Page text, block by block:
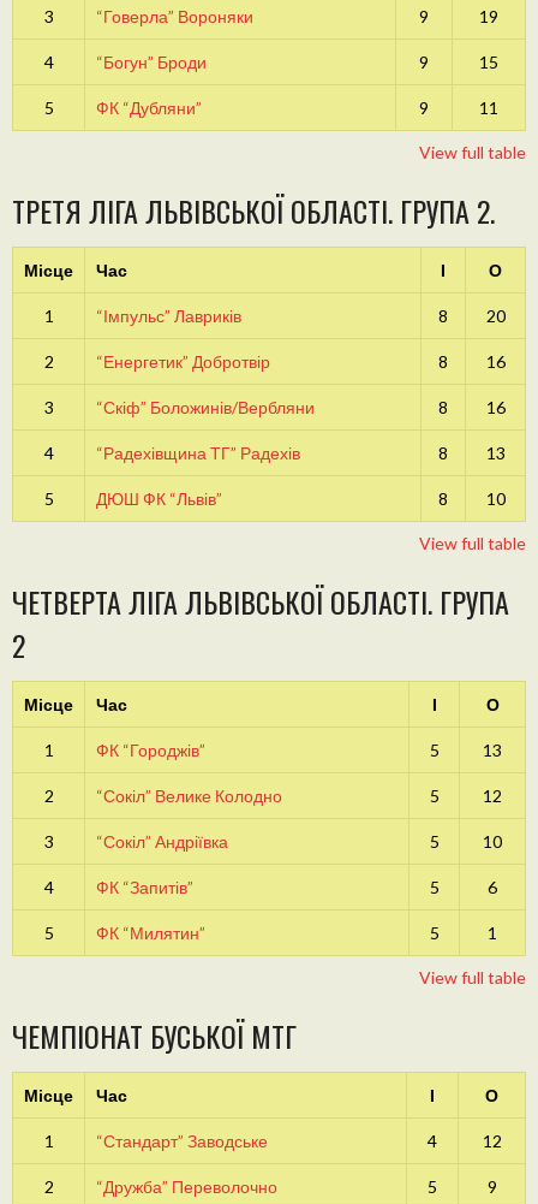
3 “Говерла” Вороняки 9 19
4 “Богун” Броди 9 15
5 ФК “Дубляни” 9 11
View full table
ТРЕТЯ ЛІГА ЛЬВІВСЬКОЇ ОБЛАСТІ. ГРУПА 2.
Місце Час І О
1 “Імпульс” Лавриків 8 20
2 “Енергетик” Добротвір 8 16
3 “Скіф” Боложинів/Вербляни 8 16
4 “Радехівщина ТГ” Радехів 8 13
5 ДЮШ ФК “Львів” 8 10
View full table
ЧЕТВЕРТА ЛІГА ЛЬВІВСЬКОЇ ОБЛАСТІ. ГРУПА
2
Місце Час І О
1 ФК “Городжів” 5 13
2 “Сокіл” Велике Колодно 5 12
3 “Сокіл” Андріївка 5 10
4 ФК “Запитів” 5 6
5 ФК “Милятин” 5 1
View full table
ЧЕМПІОНАТ БУСЬКОЇ МТГ
Місце Час І О
1 “Стандарт” Заводське 4 12
2 “Дружба” Переволочно 5 9